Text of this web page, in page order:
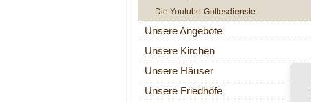
Die Youtube-Gottesdienste
Unsere Angebote
Unsere Kirchen
Unsere Häuser
Unsere Friedhöfe